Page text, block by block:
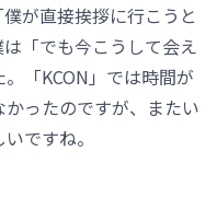
が直接挨拶に行こうと
「でも今こうして会え
「KCON」では時間が
ったのですが、またい
ですね。